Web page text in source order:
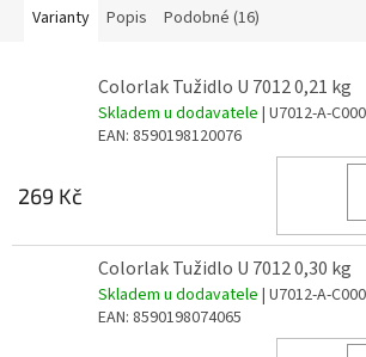
Varianty Popis Podobné (16)
Colorlak Tužidlo U 7012 0,21 kg
Skladem u dodavatele | U7012-A-
EAN: 8590198120076
269 Kč
Colorlak Tužidlo U 7012 0,30 kg
Skladem u dodavatele | U7012-A-
EAN: 8590198074065